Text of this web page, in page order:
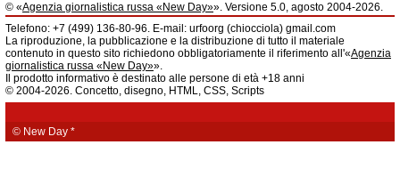
© «Agenzia giornalistica russa «New Day»». Versione 5.0, agosto 2004-2026.
Informazioni
Agenzia giornalistica russa «New Day» registrata dal Servizio federale di
telecomunicazioni, tecnologie informatiche e mass media della Federazione
Russa. Certificato di registrazione dei mass media: EL № FS 77 - 61044 del 5
marzo 2015.
Fondatore: «New Day» S.r.l., indirizzo di redazione: 620014, città di
Ekaterinburgo, via Radišev, pal.6, scala «А», uff. 1104.
fornisce informazioni.
Telefono: +7 (499) 136-80-96. E-mail: urfoorg (chiocciola) gmail.com
La riproduzione, la pubblicazione e la distribuzione di tutto il materiale
contenuto in questo sito richiedono obbligatoriamente il riferimento all'«Agenzia
giornalistica russa «New Day»».
Il prodotto informativo è destinato alle persone di età +18 anni
© 2004-2026. Concetto, disegno, HTML, CSS, Scripts
© New Day *